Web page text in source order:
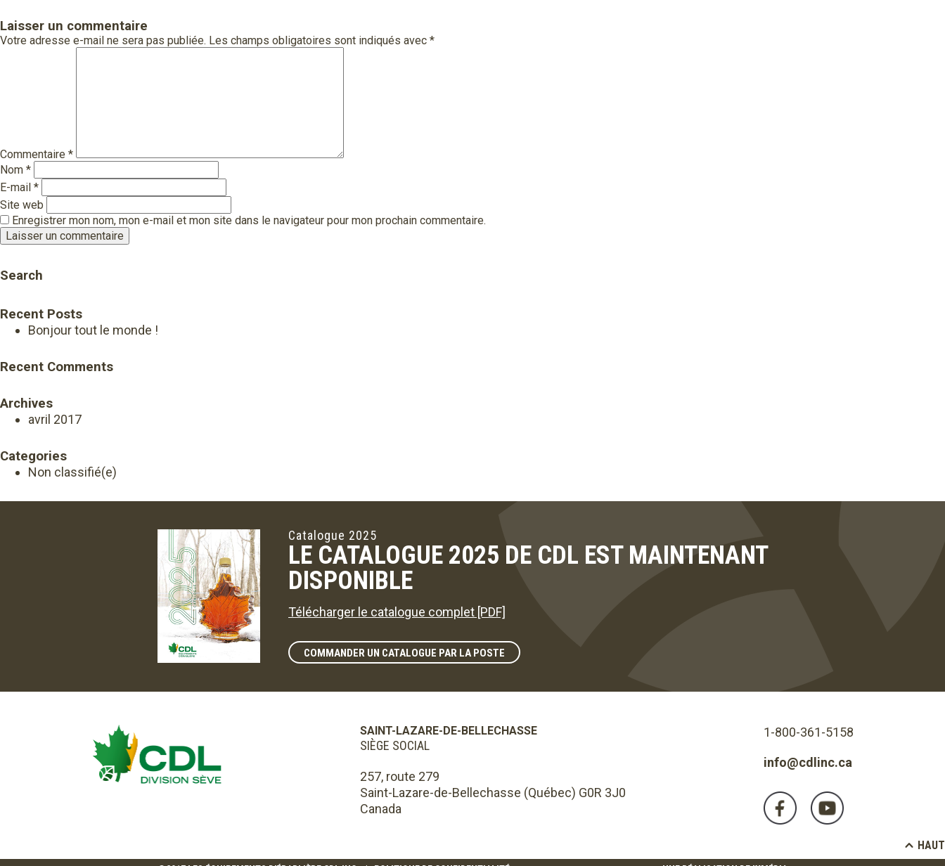
Laisser un commentaire
Votre adresse e-mail ne sera pas publiée. Les champs obligatoires sont indiqués avec *
Commentaire *
Nom *
E-mail *
Site web
Enregistrer mon nom, mon e-mail et mon site dans le navigateur pour mon prochain commentaire.
Search
Recent Posts
Bonjour tout le monde !
Recent Comments
Archives
avril 2017
Categories
Non classifié(e)
Catalogue 2025
LE CATALOGUE 2025 DE CDL EST MAINTENANT
DISPONIBLE
Télécharger le catalogue complet [PDF]
COMMANDER UN CATALOGUE PAR LA POSTE
SAINT-LAZARE-DE-BELLECHASSE
SIÈGE SOCIAL
257, route 279
Saint-Lazare-de-Bellechasse (Québec) G0R 3J0
Canada
1-800-361-5158
info@cdlinc.ca
HAUT